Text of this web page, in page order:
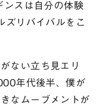
ンスは自分の体験
ズリバイバルをこ
ない立ち見エリ
年代後半、僕が
なムーブメントが